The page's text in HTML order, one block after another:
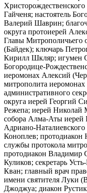
Гайченя; настоятель
Валерий Шаврин;
округа протоиерей
Главы Митрополичьего
(Байдек); ключарь
Кирилл Шкляр; игумен
Богородице-
иеромонах Алексий
митрополита
административного
округа иерей Георгий
Режепа; иерей Николай
собора Алма-Аты иерей
Адриано-
Коноплев; протодиакон
службы протокола
протодиакон Владимир
Куликов; секретарь
Кван; главный врач
имени святителя Луки
Джоджуа; диакон